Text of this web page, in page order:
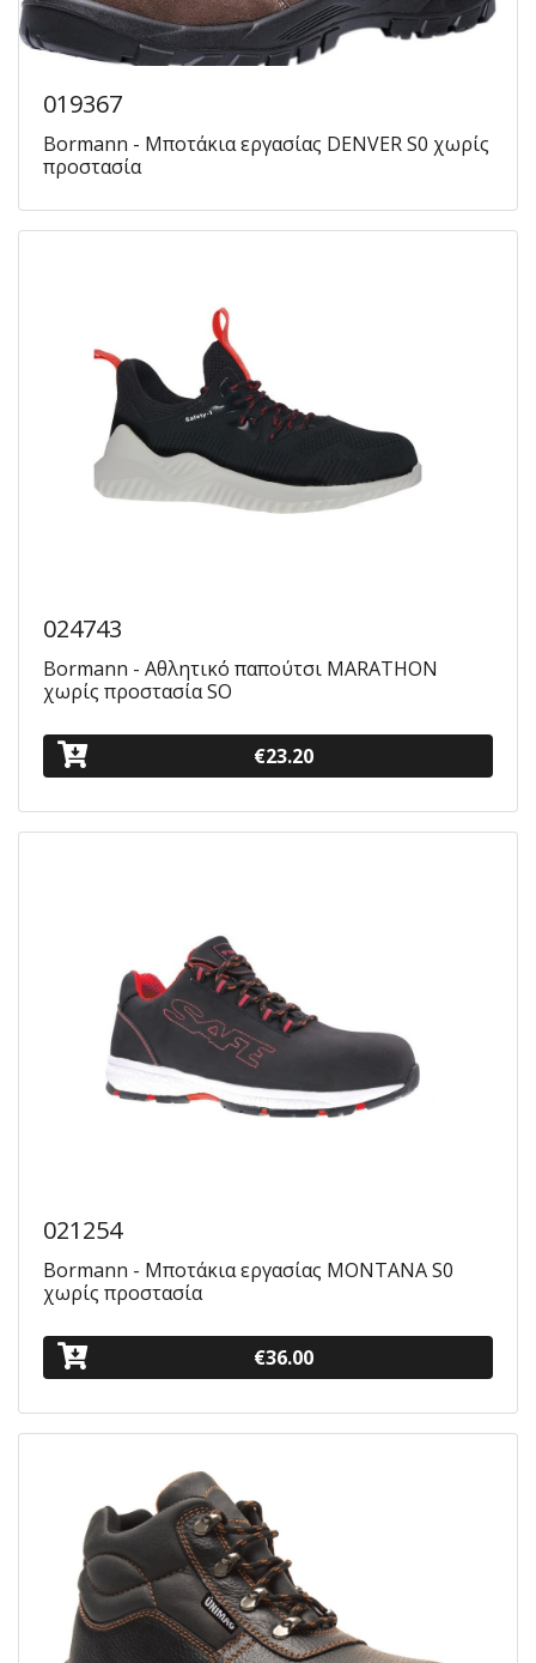
019367
Bormann - Μποτάκια εργασίας DENVER S0 χωρίς
προστασία
024743
Bormann - Αθλητικό παπούτσι MARATHON
χωρίς προστασία SO
€23.20
021254
Bormann - Μποτάκια εργασίας MONTANA S0
χωρίς προστασία
€36.00